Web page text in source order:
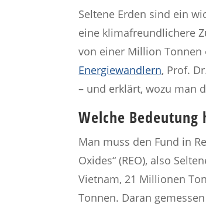
Seltene Erden sind ein
eine klimafreundlichere
von einer Million Tonnen
Energiewandlern, Prof.
– und erklärt, wozu man
Welche
Man muss den Fund in
Oxides“ (REO), also
Vietnam, 21 Millionen
Tonnen. Daran